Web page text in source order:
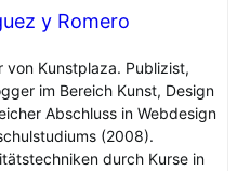
y Romero
von Kunstplaza. Publizist,
im Bereich Kunst, Design
Abschluss in Webdesign
(2008).
durch Kurse in